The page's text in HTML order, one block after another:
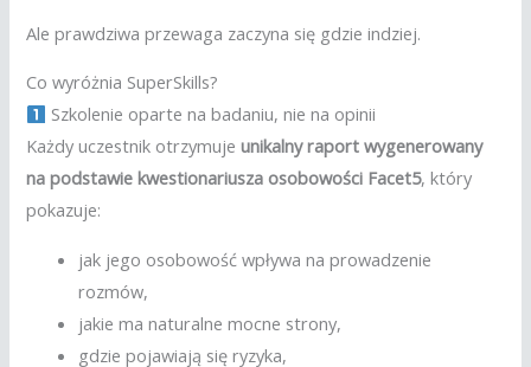
Ale prawdziwa przewaga zaczyna się gdzie indziej.
Co wyróżnia SuperSkills?
Szkolenie oparte na badaniu, nie na opinii
Każdy uczestnik otrzymujeunikalny raport wygenerowany
na podstawie kwestionariusza osobowości Facet5, który
pokazuje:
jak jego osobowość wpływa na prowadzenie
rozmów,
jakie ma naturalne mocne strony,
gdzie pojawiają się ryzyka,